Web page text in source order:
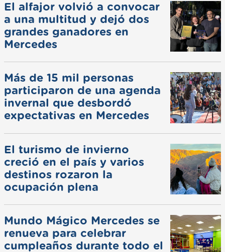
El alfajor volvió a convocar
a una multitud y dejó dos
grandes ganadores en
Mercedes
Más de 15 mil personas
participaron de una agenda
invernal que desbordó
expectativas en Mercedes
El turismo de invierno
creció en el país y varios
destinos rozaron la
ocupación plena
Mundo Mágico Mercedes se
renueva para celebrar
cumpleaños durante todo el